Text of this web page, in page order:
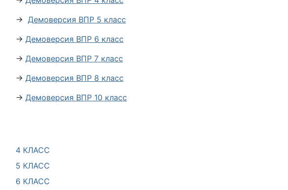
4 КЛАСС
5 КЛАСС
6 КЛАСС
→ Демоверсия ВПР 5 класс
→ Демоверсия ВПР 6 класс
→ Демоверсия ВПР 7 класс
→ Демоверсия ВПР 8 класс
→ Демоверсия ВПР 10 класс